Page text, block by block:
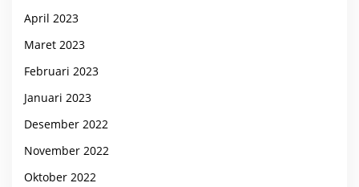
April 2023
Maret 2023
Februari 2023
Januari 2023
Desember 2022
November 2022
Oktober 2022